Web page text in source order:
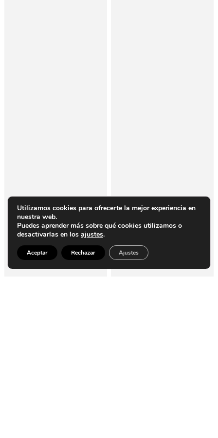
Utilizamos cookies para ofrecerte la mejor experiencia en
nuestra web.
Puedes aprender más sobre qué cookies utilizamos o
desactivarlas en los ajustes.
Aceptar Rechazar Ajustes